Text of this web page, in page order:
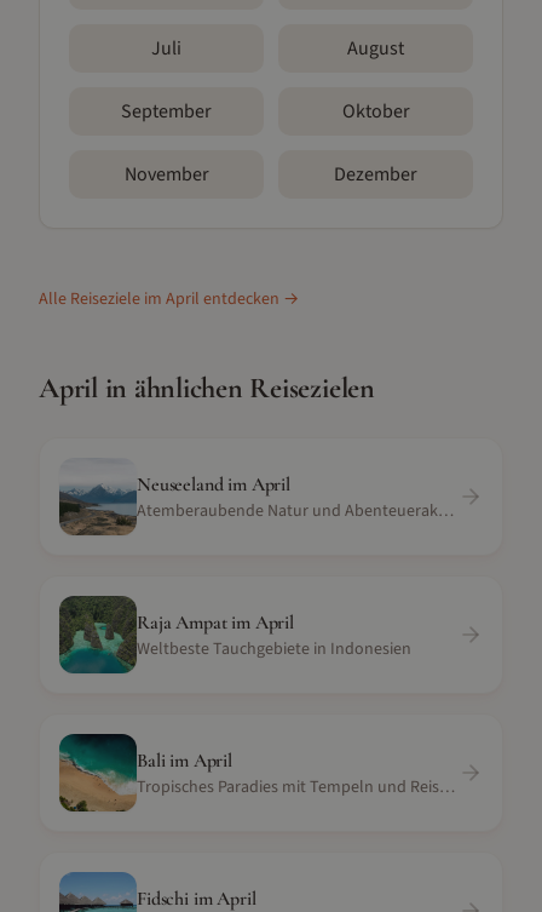
Juli August
September Oktober
November Dezember
Alle Reiseziele im April entdecken →
Aprilin ähnlichen Reisezielen
Neuseelandim April
Atemberaubende Natur und Abenteueraktivitäten
Raja Ampatim April
Weltbeste Tauchgebiete in Indonesien
Baliim April
Tropisches Paradies mit Tempeln und Reisterrassen
FidschiimApril